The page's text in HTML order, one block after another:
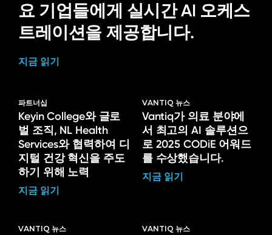
요 기업들에게 실시간 AI 오케스
트레이션을 제공합니다.
지금 읽기
파트너십
Keyin College와 글로
벌 조직, NL Health
Services와 협력하여 디
지털 건강 혁신을 주도
하기 위해 노력
지금 읽기
VANTIQ 뉴스
Vantiq가 의료 분야에
서 최고의 AI 솔루션으
로 2025 CODiE 어워드
를 수상했습니다.
지금 읽기
VANTIQ 뉴스 VANTIQ 뉴스